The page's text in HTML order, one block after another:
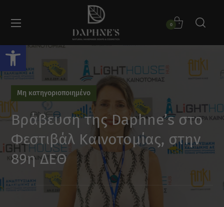
Ανοίξτε τη γραμμή εργαλείων
0
Μη κατηγοριοποιημένο
Βράβευση της Daphne’s στο
Φεστιβάλ Καινοτομίας, στην
89η ΔΕΘ